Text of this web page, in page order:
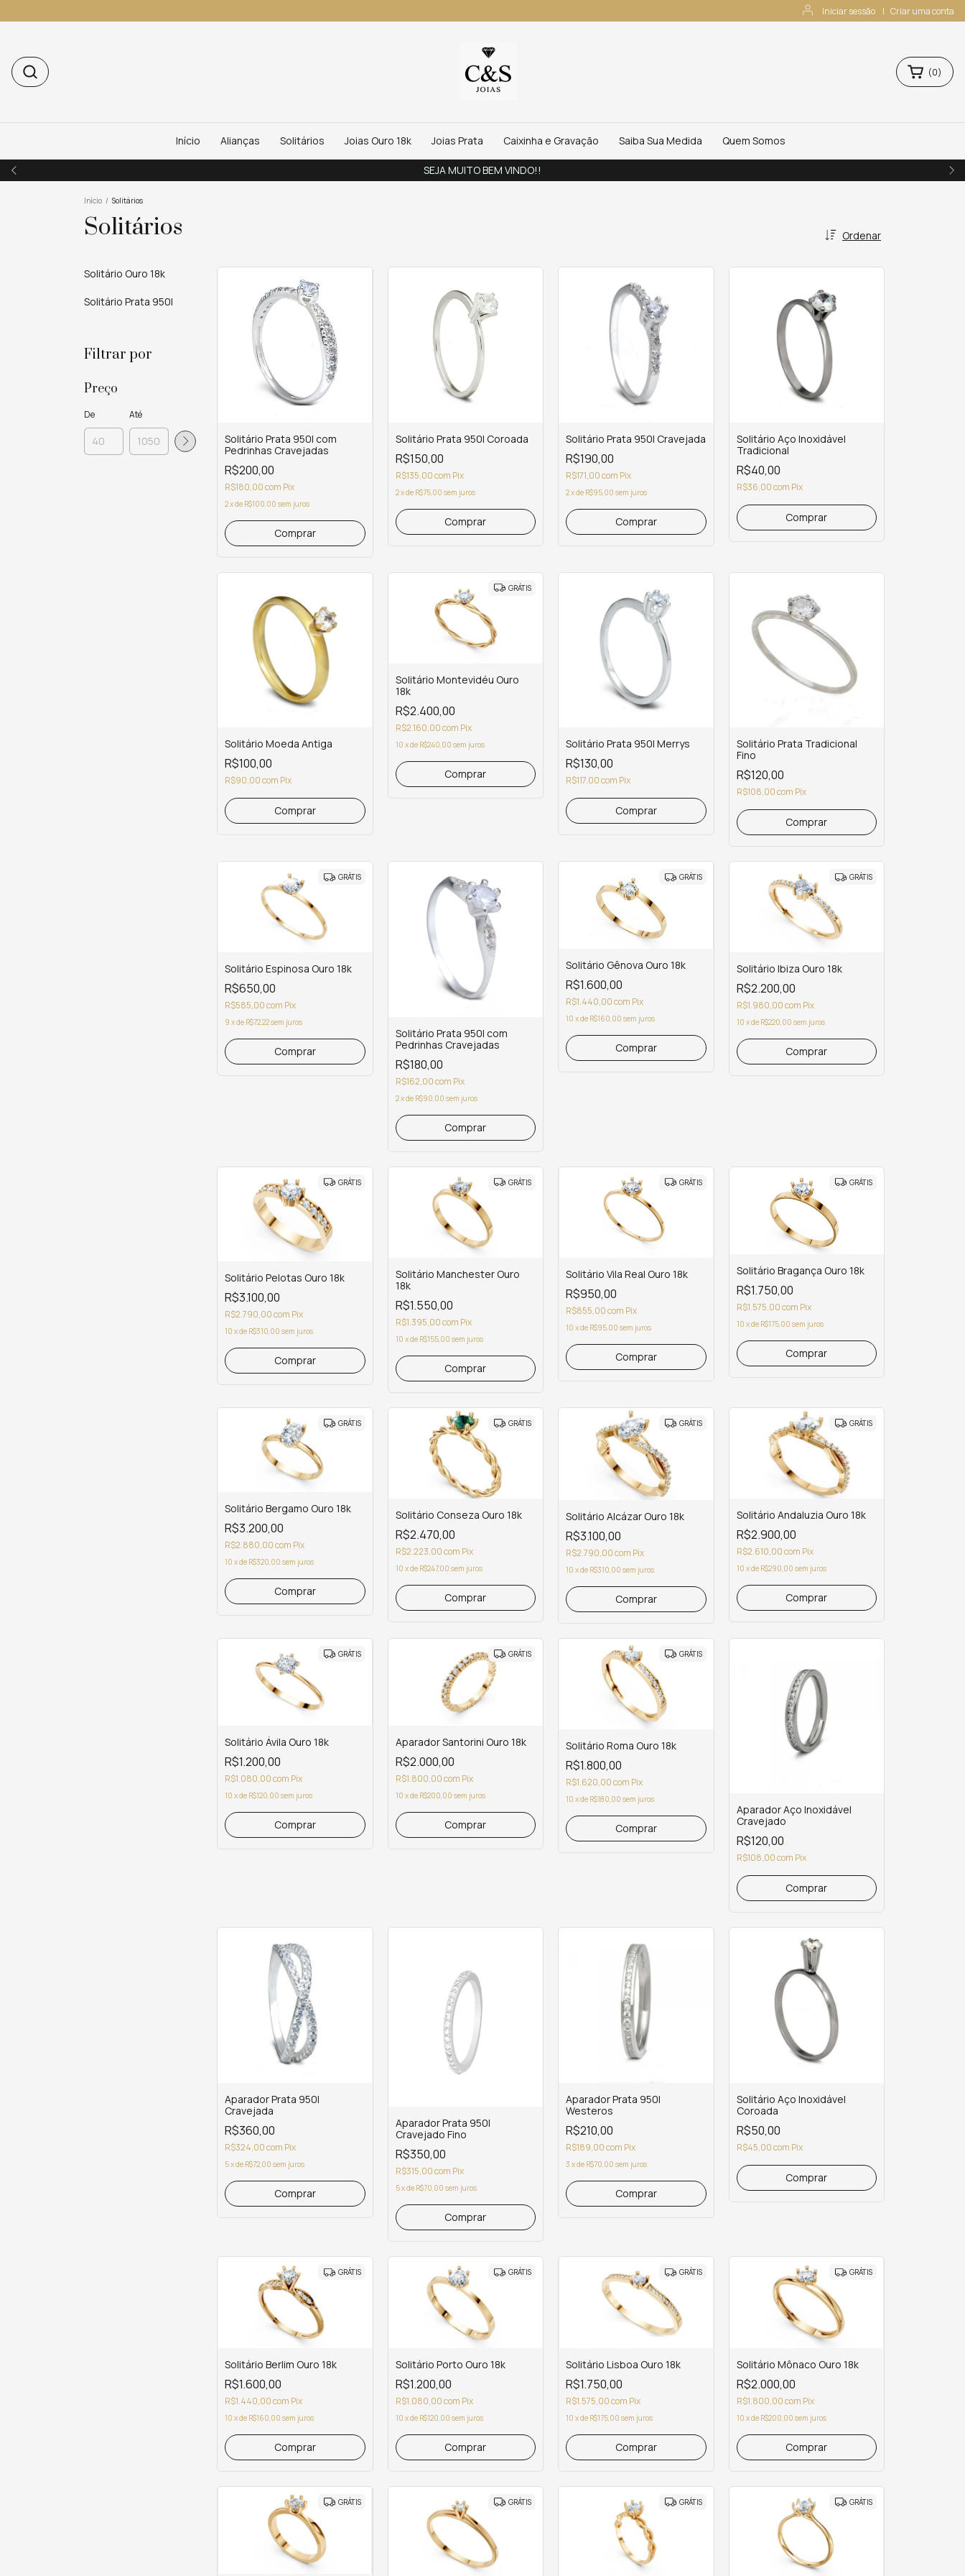
Iniciar sessão | Criar uma conta
ATÉ 10X SEM JUROS NO CARTÃO
(0)
Início Alianças Solitários Joias Ouro 18k Joias Prata Caixinha e Gravação Saiba Sua Medida Quem Somos
Início / Solitários
Solitários Ordenar
Solitário Ouro 18k
Solitário Prata 950l
Filtrar por
Preço
De Até
Solitário Prata 950l com
Pedrinhas Cravejadas
R$200,00
R$180,00com Pix
2xde R$100,00 sem juros
Solitário Prata 950l Coroada
R$150,00
R$135,00com Pix
2xde R$75,00 sem juros
Solitário Prata 950l Cravejada
R$190,00
R$171,00com Pix
2xde R$95,00 sem juros
Solitário Aço Inoxidável
Tradicional
R$40,00
R$36,00com Pix
Solitário Moeda Antiga
R$100,00
R$90,00com Pix
GRÁTIS
Solitário Montevidéu Ouro
18k
R$2.400,00
R$2.160,00com Pix
10 xde R$240,00 sem juros
Comprar
Solitário Prata 950l Merrys
R$130,00
R$117,00com Pix
Solitário Prata Tradicional
Fino
R$120,00
R$108,00com Pix
GRÁTIS
Solitário Espinosa Ouro 18k
R$650,00
R$585,00com Pix
9 xde R$72,22sem juros
Comprar
Solitário Prata 950l com
Pedrinhas Cravejadas
R$180,00
R$162,00com Pix
2xde R$90,00 sem juros
GRÁTIS
Solitário Gênova Ouro 18k
R$1.600,00
R$1.440,00com Pix
10 xde R$160,00 sem juros
Comprar
GRÁTIS
Solitário Ibiza Ouro 18k
R$2.200,00
R$1.980,00com Pix
10 xde R$220,00 sem juros
Comprar
GRÁTIS
Solitário Pelotas Ouro 18k
R$3.100,00
R$2.790,00com Pix
10 xde R$310,00 sem juros
Comprar
GRÁTIS
Solitário Manchester Ouro
18k
R$1.550,00
R$1.395,00com Pix
10 xde R$155,00 sem juros
Comprar
GRÁTIS
Solitário Vila Real Ouro 18k
R$950,00
R$855,00com Pix
10 xde R$95,00 sem juros
Comprar
GRÁTIS
Solitário Bragança Ouro 18k
R$1.750,00
R$1.575,00com Pix
10 xde R$175,00 sem juros
Comprar
GRÁTIS
Solitário Bergamo Ouro 18k
R$3.200,00
R$2.880,00com Pix
10 xde R$320,00 sem juros
Comprar
GRÁTIS
Solitário Conseza Ouro 18k
R$2.470,00
R$2.223,00com Pix
10 xde R$247,00 sem juros
GRÁTIS
Solitário Alcázar Ouro 18k
R$3.100,00
R$2.790,00com Pix
10 xde R$310,00 sem juros
Comprar
GRÁTIS
Solitário Andaluzia Ouro 18k
R$2.900,00
R$2.610,00com Pix
10 xde R$290,00 sem juros
Comprar
GRÁTIS
Solitário Ávila Ouro 18k
R$1.200,00
R$1.080,00com Pix
10 xde R$120,00 sem juros
Comprar
GRÁTIS
Aparador Santorini Ouro 18k
R$2.000,00
R$1.800,00com Pix
10 xde R$200,00 sem juros
Comprar
GRÁTIS
Solitário Roma Ouro 18k
R$1.800,00
R$1.620,00com Pix
10 xde R$180,00 sem juros
Comprar
Aparador Aço Inoxidável
Cravejado
R$120,00
R$108,00com Pix
Aparador Prata 950l
Cravejada
R$360,00
R$324,00com Pix
5xde R$72,00 sem juros
Aparador Prata 950l
Cravejado Fino
R$350,00
R$315,00com Pix
5xde R$70,00 sem juros
Aparador Prata 950l
Westeros
R$210,00
R$189,00com Pix
3 xde R$70,00 sem juros
Solitário Aço Inoxidável
Coroada
R$50,00
R$45,00com Pix
GRÁTIS
Solitário Berlim Ouro 18k
R$1.600,00
R$1.440,00com Pix
10 xde R$160,00 sem juros
Comprar
GRÁTIS
Solitário Porto Ouro 18k
R$1.200,00
R$1.080,00com Pix
10 xde R$120,00 sem juros
Comprar
GRÁTIS
Solitário Lisboa Ouro 18k
R$1.750,00
R$1.575,00com Pix
10 xde R$175,00 sem juros
Comprar
GRÁTIS
Solitário Mônaco Ouro 18k
R$2.000,00
R$1.800,00com Pix
10 xde R$200,00 sem juros
Comprar
GRÁTIS GRÁTIS GRÁTIS GRÁTIS